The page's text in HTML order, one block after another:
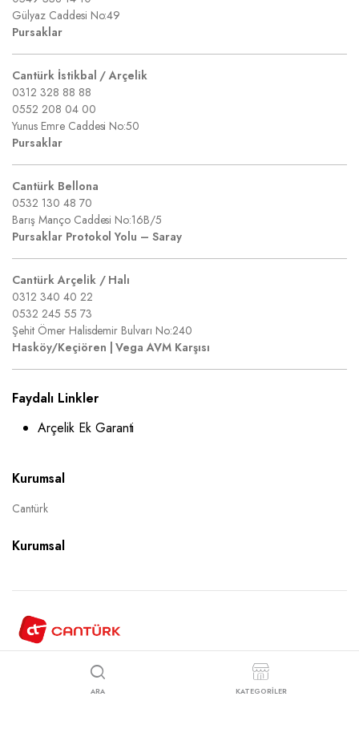
Gülyaz Caddesi No:49
Pursaklar
Cantürk İstikbal / Arçelik
0312 328 88 88
0552 208 04 00
Yunus Emre Caddesi No:50
Pursaklar
Cantürk Bellona
0532 130 48 70
Barış Manço Caddesi No:16B/5
Pursaklar Protokol Yolu – Saray
Cantürk Arçelik / Halı
0312 340 40 22
0532 245 55 73
Şehit Ömer Halisdemir Bulvarı No:240
Hasköy/Keçiören | Vega AVM Karşısı
Faydalı Linkler
Arçelik Ek Garanti
Kurumsal
Cantürk
Kurumsal
ARA KATEGORİLER